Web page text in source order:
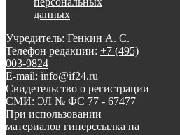
данных
Учредитель: Генкин А. С.
Телефон редакции: +7 (495)
003-9824
E-mail: info@if24.ru
Свидетельство о регистрации
СМИ: ЭЛ № ФС 77 - 67477
При использовании
материалов гиперссылка на